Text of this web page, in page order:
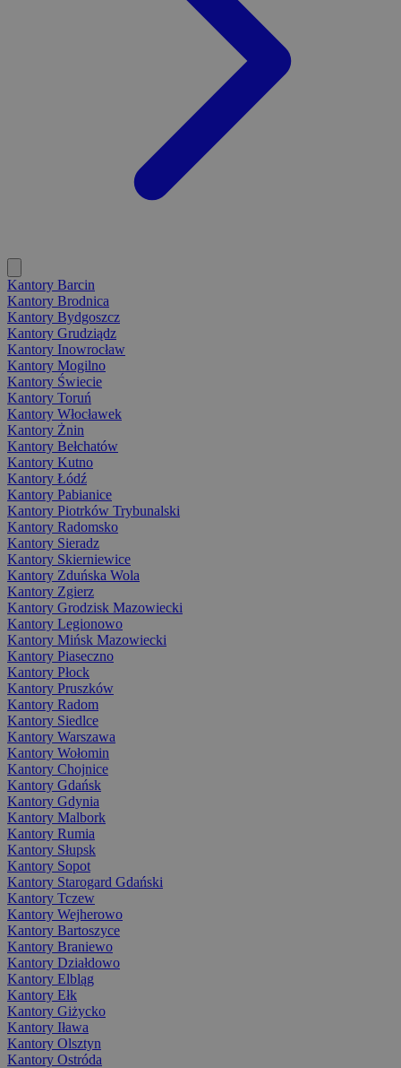
Kantory Barcin
Kantory Brodnica
Kantory Bydgoszcz
Kantory Grudziądz
Kantory Inowrocław
Kantory Mogilno
Kantory Świecie
Kantory Toruń
Kantory Włocławek
Kantory Żnin
Kantory Bełchatów
Kantory Kutno
Kantory Łódź
Kantory Pabianice
Kantory Piotrków Trybunalski
Kantory Radomsko
Kantory Sieradz
Kantory Skierniewice
Kantory Zduńska Wola
Kantory Zgierz
Kantory Grodzisk Mazowiecki
Kantory Legionowo
Kantory Mińsk Mazowiecki
Kantory Piaseczno
Kantory Płock
Kantory Pruszków
Kantory Radom
Kantory Siedlce
Kantory Warszawa
Kantory Wołomin
Kantory Chojnice
Kantory Gdańsk
Kantory Gdynia
Kantory Malbork
Kantory Rumia
Kantory Słupsk
Kantory Sopot
Kantory Starogard Gdański
Kantory Tczew
Kantory Wejherowo
Kantory Bartoszyce
Kantory Braniewo
Kantory Działdowo
Kantory Elbląg
Kantory Ełk
Kantory Giżycko
Kantory Iława
Kantory Olsztyn
Kantory Ostróda